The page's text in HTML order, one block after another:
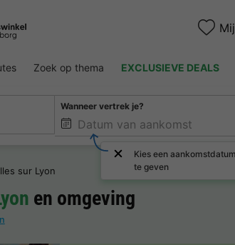
Zoek op thema EXCLUSIEVE DEALS
Wanneer vertrek je?
Kies een
te geven
sur Lyon
en omgeving